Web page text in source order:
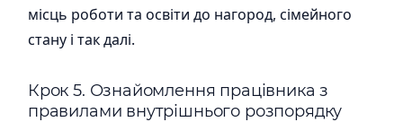
місць роботи та освіти до нагород, сімейного
стану і так далі.
Крок 5. Ознайомлення працівника з
правилами внутрішнього розпорядку